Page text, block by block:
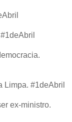
Limpa. #1deAbril
ex-ministro.